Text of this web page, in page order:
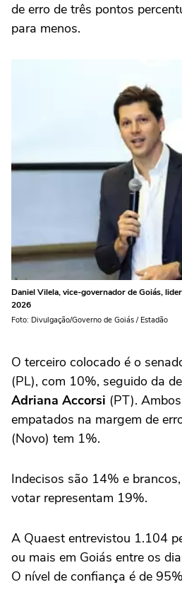
de erro de três pontos
para menos.
Daniel Vilela, vice-governador de Goiás,
2026
Foto: Divulgação/Governo de Goiás / Estadão
O terceiro colocado é o
(PL), com 10%, seguido da
Adriana Accorsi (PT).
empatados na margem de
(Novo) tem 1%.
Indecisos são 14% e
votar representam 19%.
A Quaest entrevistou 1.104
ou mais em Goiás entre os
O nível de confiança é de